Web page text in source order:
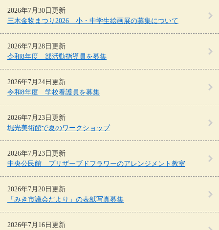
2026年7月30日更新
三木金物まつり2026 小・中学生絵画展の募集について
2026年7月28日更新
令和8年度 部活動指導員を募集
2026年7月24日更新
令和8年度 学校看護員を募集
2026年7月23日更新
堀光美術館で夏のワークショップ
2026年7月23日更新
中央公民館 プリザーブドフラワーのアレンジメント教室
2026年7月20日更新
「みき市議会だより」の表紙写真募集
2026年7月16日更新